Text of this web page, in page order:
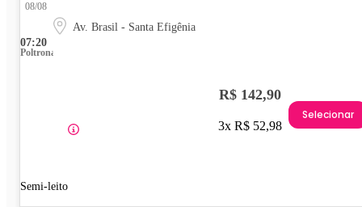
07:20
08/08
Av. Brasil - Santa Efigênia
Poltrona
Semi-leito
R$ 142,90
3x R$ 52,98
Selecionar